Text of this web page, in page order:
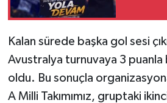
Kalan sürede başka gol sesi
Avustralya turnuvaya 3 puanla
oldu. Bu sonuçla
A Milli Takımımız, gruptaki